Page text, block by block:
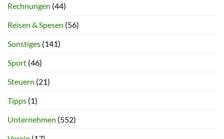
Rechnungen (44)
Reisen & Spesen (56)
Sonstiges (141)
Sport (46)
Steuern (21)
Tipps (1)
Unternehmen (552)